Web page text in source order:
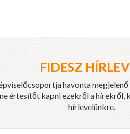
FIDESZ
havonta
értesítőt kapni ezekről a
hírlevelünkre.